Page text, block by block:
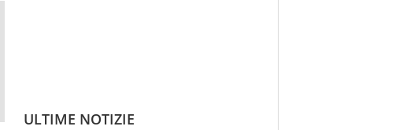
ULTIME NOTIZIE